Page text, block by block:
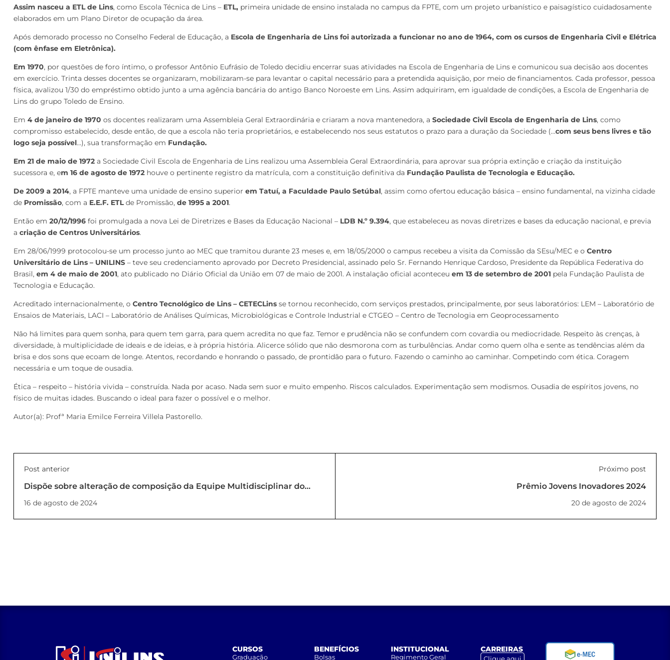
Assim nasceu a ETL de Lins, como Escola Técnica de Lins – ETL, primeira unidade de ensino instalada no campus da FPTE, com um projeto urbanístico e paisagístico cuidadosamente
elaborados em um Plano Diretor de ocupação da área.
Após demorado processo no Conselho Federal de Educação, a Escola de Engenharia de Lins foi autorizada a funcionar no ano de 1964, com os cursos de Engenharia Civil e Elétrica
(com ênfase em Eletrônica).
Em 1970, por questões de foro íntimo, o professor Antônio Eufrásio de Toledo decidiu encerrar suas atividades na Escola de Engenharia de Lins e comunicou sua decisão aos docentes
em exercício. Trinta desses docentes se organizaram, mobilizaram-se para levantar o capital necessário para a pretendida aquisição, por meio de financiamentos. Cada professor, pessoa
física, avalizou 1/30 do empréstimo obtido junto a uma agência bancária do antigo Banco Noroeste em Lins. Assim adquiriram, em igualdade de condições, a Escola de Engenharia de
Lins do grupo Toledo de Ensino.
Em 4 de janeiro de 1970 os docentes realizaram uma Assembleia Geral Extraordinária e criaram a nova mantenedora, a Sociedade Civil Escola de Engenharia de Lins, como
compromisso estabelecido, desde então, de que a escola não teria proprietários, e estabelecendo nos seus estatutos o prazo para a duração da Sociedade (…com seus bens livres e tão
logo seja possível…), sua transformação em Fundação.
Em 21 de maio de 1972 a Sociedade Civil Escola de Engenharia de Lins realizou uma Assembleia Geral Extraordinária, para aprovar sua própria extinção e criação da instituição
sucessora e, em 16 de agosto de 1972 houve o pertinente registro da matrícula, com a constituição definitiva da Fundação Paulista de Tecnologia e Educação.
De 2009 a 2014, a FPTE manteve uma unidade de ensino superior em Tatuí, a Faculdade Paulo Setúbal, assim como ofertou educação básica – ensino fundamental, na vizinha cidade
de Promissão, com a E.E.F. ETLde Promissão, de 1995 a 2001.
Então em 20/12/1996 foi promulgada a nova Lei de Diretrizes e Bases da Educação Nacional – LDB N.º 9.394, que estabeleceu as novas diretrizes e bases da educação nacional, e previa
a criação de Centros Universitários.
Em 28/06/1999 protocolou-se um processo junto ao MEC que tramitou durante 23 meses e, em 18/05/2000 o campus recebeu a visita da Comissão da SEsu/MEC e o Centro
Universitário de Lins – UNILINS – teve seu credenciamento aprovado por Decreto Presidencial, assinado pelo Sr. Fernando Henrique Cardoso, Presidente da República Federativa do
Brasil, em 4 de maio de 2001, ato publicado no Diário Oficial da União em 07 de maio de 2001. A instalação oficial aconteceu em 13 de setembro de 2001 pela Fundação Paulista de
Tecnologia e Educação.
Acreditado internacionalmente, o Centro Tecnológico de Lins – CETECLins se tornou reconhecido, com serviços prestados, principalmente, por seus laboratórios: LEM – Laboratório de
Ensaios de Materiais, LACI – Laboratório de Análises Químicas, Microbiológicas e Controle Industrial e CTGEO – Centro de Tecnologia em Geoprocessamento
Não há limites para quem sonha, para quem tem garra, para quem acredita no que faz. Temor e prudência não se confundem com covardia ou mediocridade. Respeito às crenças, à
diversidade, à multiplicidade de ideais e de ideias, e à própria história. Alicerce sólido que não desmorona com as turbulências. Andar como quem olha e sente as tendências além da
brisa e dos sons que ecoam de longe. Atentos, recordando e honrando o passado, de prontidão para o futuro. Fazendo o caminho ao caminhar. Competindo com ética. Coragem
necessária e um toque de ousadia.
Ética – respeito – história vivida – construída. Nada por acaso. Nada sem suor e muito empenho. Riscos calculados. Experimentação sem modismos. Ousadia de espíritos jovens, no
físico de muitas idades. Buscando o ideal para fazer o possível e o melhor.
Autor(a): Profª Maria Emilce Ferreira Villela Pastorello.
Post anterior
Dispõe sobre alteração de composição da Equipe Multidisciplinar do
NEAD da UNILINS (PORTARIA Nº 57_2024_REITORIA)
16 de agosto de 2024
Próximo post
Prêmio Jovens Inovadores 2024
20 de agosto de 2024
CURSOS
Graduação
BENEFÍCIOS
Bolsas
INSTITUCIONAL
Regimento Geral
CARREIRAS